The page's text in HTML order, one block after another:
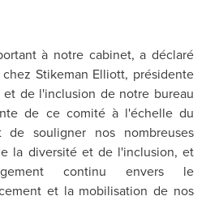
à notre cabinet, a déclaré
Stikeman Elliott, présidente
de l'inclusion de notre bureau
de ce comité à l'échelle du
souligner nos nombreuses
la diversité et de l'inclusion, et
continu envers le
et la mobilisation de nos